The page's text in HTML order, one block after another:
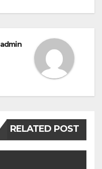
admin
RELATED POST